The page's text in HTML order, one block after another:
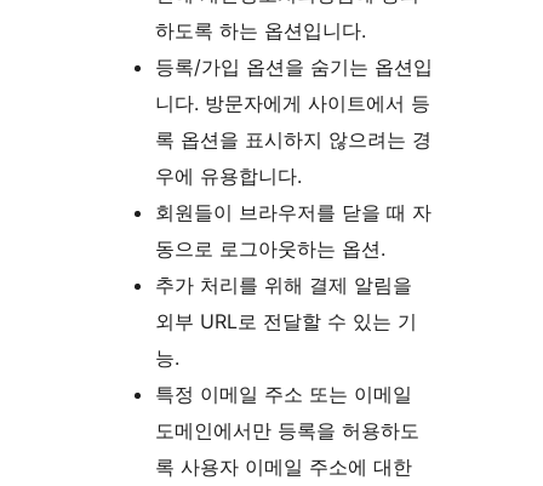
하도록 하는 옵션입니다.
등록/가입 옵션을 숨기는 옵션입
니다. 방문자에게 사이트에서 등
록 옵션을 표시하지 않으려는 경
우에 유용합니다.
회원들이 브라우저를 닫을 때 자
동으로 로그아웃하는 옵션.
추가 처리를 위해 결제 알림을
외부 URL로 전달할 수 있는 기
능.
특정 이메일 주소 또는 이메일
도메인에서만 등록을 허용하도
록 사용자 이메일 주소에 대한